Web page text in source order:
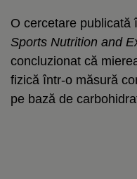
O cercetare publicată
Sports Nutrition and
concluzionat că
fizică într-o măsură
pe bază de